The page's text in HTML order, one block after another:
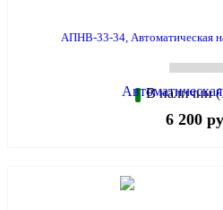
АПНВ-33-34, Автоматическая
В наличии
6 200